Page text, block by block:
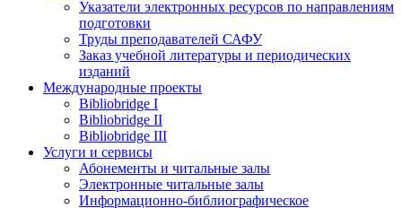
Указатели электронных ресурсов по направлениям
подготовки
Труды преподавателей САФУ
Заказ учебной литературы и периодических
изданий
Международные проекты
Bibliobridge I
Bibliobridge II
Bibliobridge III
Услуги и сервисы
Абонементы и читальные залы
Электронные читальные залы
Информационно-библиографическое